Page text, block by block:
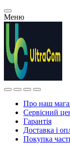
Меню
Про наш
Сервісний
Гарантія
Доставка і
Покупка